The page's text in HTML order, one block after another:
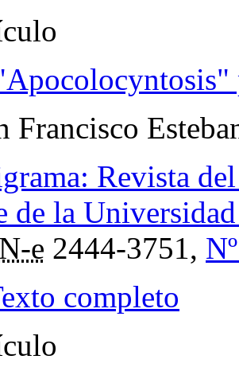
Francisco
Revista
de la
e 2444-3751,
completo